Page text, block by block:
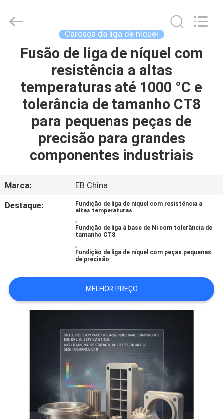
CASA
PRODUTOS
VÍDEOS
SOBRE
EXCURSÃO
DA
QUALIDADE
CONTACTE-
NOTÍCIA
PEÇA
Casting
Reserved.
Carcaça da liga de níquel
Fusão de liga de níquel com
resistência a altas
temperaturas até 1000 °C e
tolerância de tamanho CT8
para pequenas peças de
precisão para grandes
componentes industriais
Marca:
EB China
Destaque:
Fundição de liga de níquel com resistência a
altas temperaturas
,
Fundição de liga à base de Ni com tolerância de
tamanho CT8
,
Fundição de liga de níquel com peças pequenas
de precisão
MELHOR PREÇO